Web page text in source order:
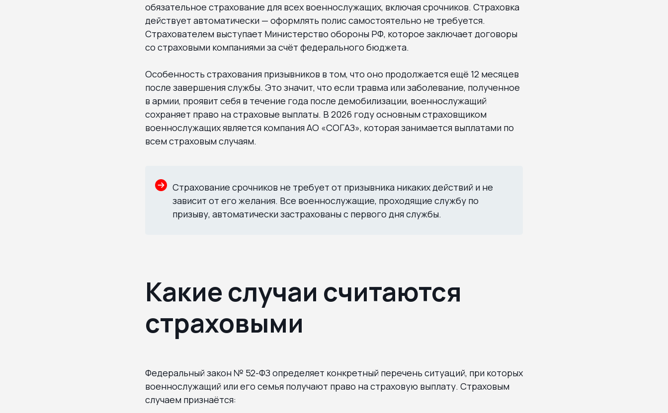
обязательное страхование для всех военнослужащих, включая срочников. Страховка
действует автоматически — оформлять полис самостоятельно не требуется.
Страхователем выступает Министерство обороны РФ, которое заключает договоры
со страховыми компаниями за счёт федерального бюджета.
Особенность страхования призывников в том, что оно продолжается ещё 12 месяцев
после завершения службы. Это значит, что если травма или заболевание, полученное
в армии, проявит себя в течение года после демобилизации, военнослужащий
сохраняет право на страховые выплаты. В 2026 году основным страховщиком
военнослужащих является компания АО «СОГАЗ», которая занимается выплатами по
всем страховым случаям.
Страхование срочников не требует от призывника никаких действий и не
зависит от его желания. Все военнослужащие, проходящие службу по
призыву, автоматически застрахованы с первого дня службы.
Какие случаи считаются
страховыми
Федеральный закон № 52-ФЗ определяет конкретный перечень ситуаций, при которых
военнослужащий или его семья получают право на страховую выплату. Страховым
случаем признаётся: